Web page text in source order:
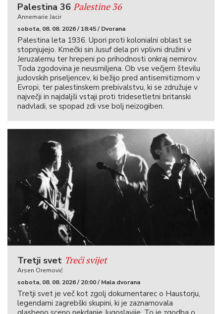
Palestina 36 Palestine 36
Annemarie Jacir
sobota, 08. 08. 2026 / 18:45 / Dvorana
Palestina leta 1936. Upori proti kolonialni oblast se
stopnjujejo. Kmečki sin Jusuf dela pri vplivni družini v
Jeruzalemu ter hrepeni po prihodnosti onkraj nemirov.
Toda zgodovina je neusmiljena. Ob vse večjem številu
judovskih priseljencev, ki bežijo pred antisemitizmom v
Evropi, ter palestinskem prebivalstvu, ki se združuje v
največji in najdaljši vstaji proti tridesetletni britanski
nadvladi, se spopad zdi vse bolj neizogiben.
Tretji svet Treći svijet
Arsen Oremović
sobota, 08. 08. 2026 / 20:00 / Mala dvorana
Tretji svet je več kot zgolj dokumentarec o Haustorju,
legendarni zagrebški skupini, ki je zaznamovala